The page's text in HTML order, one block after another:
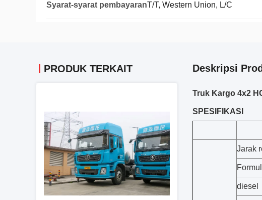
Syarat-syarat pembayaranT/T, Western Union, L/C
PRODUK TERKAIT Deskripsi
Truk Kargo 4x2
SPESIFIKASI
Jarak
diesel